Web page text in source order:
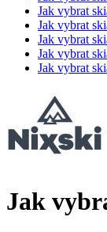
Jak vybrat
Jak vybrat
Jak vybrat
Jak vybrat
Jak vybrat
Jak